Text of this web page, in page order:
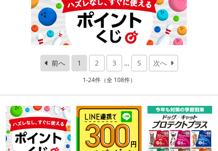
前へ 1 2 3 … 5 次へ
1-24件（全 108件）